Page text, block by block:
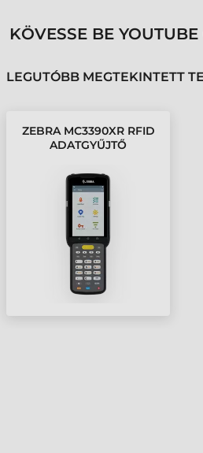
KÖVESSE BE
LEGUTÓBB MEGTEKINTETT
ZEBRA MC3390XR RFID
ADATGYŰJTŐ